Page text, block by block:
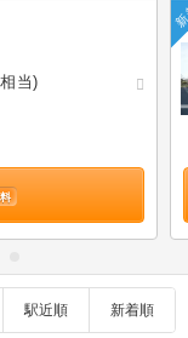
当)
駅近順 新着順